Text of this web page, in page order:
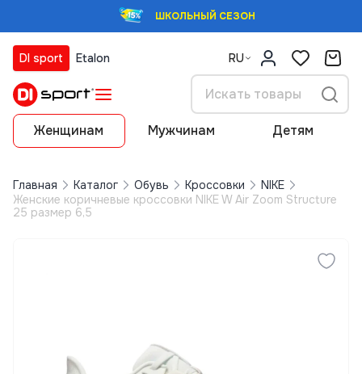
ШКОЛЬНЫЙ СЕЗОН
DI sport Etalon RU
Женщинам Мужчинам Детям
Главная Каталог Обувь Кроссовки
NIKE
Женские коричневые кроссовки NIKE W Air Zoom Structure
25 размер 6,5